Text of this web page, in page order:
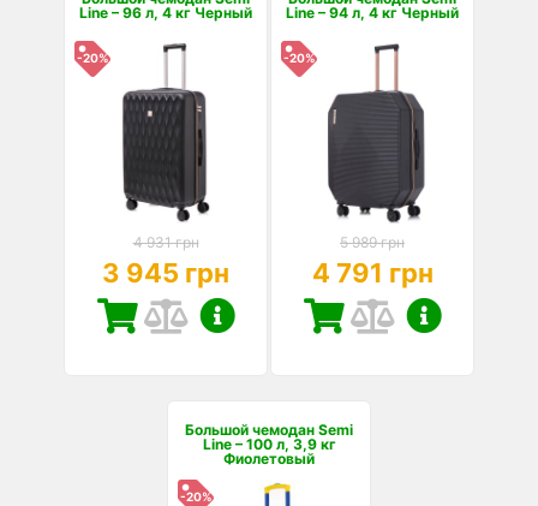
Line – 96 л, 4 кг Черный
-20%
4 931 грн
3 945 грн
Line – 94 л, 4 кг Черный
-20%
5 989 грн
4 791 грн
Большой чемодан Semi
Line – 100 л, 3,9 кг
Фиолетовый
-20%